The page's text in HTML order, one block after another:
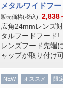
メタルワイドフー
販売価格(税込): 2,838
広角24mmレンズ
タルフードフード!
レンズフード先端
ャップが取り付け
NEW オススメ 限